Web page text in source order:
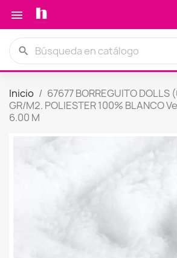

search
Inicio
67677 BORREGUITO DOLLS
GR/M2. POLIESTER 100% BLANCO
6.00 M